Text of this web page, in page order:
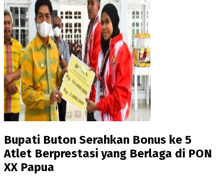
Bupati Buton Serahkan Bonus ke 5
Atlet Berprestasi yang Berlaga di PON
XX Papua